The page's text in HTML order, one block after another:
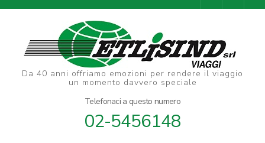
Da 40 anni offriamo emozioni per rendere il viaggio
un momento davvero speciale
Telefonaci a questo numero
02-5456148